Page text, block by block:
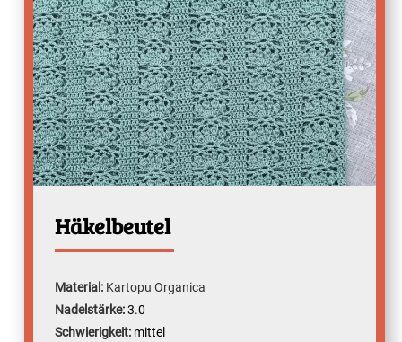
Häkelbeutel
Material: Kartopu Organica
Nadelstärke:3.0
Schwierigkeit: mittel